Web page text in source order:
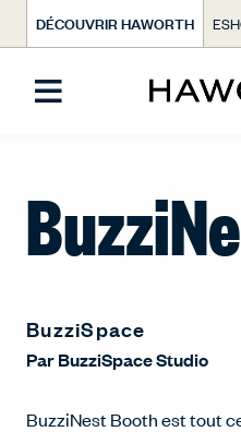
DÉCOUVRIR HAWORTH
BuzziSpace
ParBuzziSpace Studio
BuzziNest Booth est tout